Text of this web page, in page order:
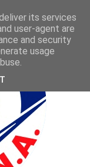
its services
user-agent are
and security
usage